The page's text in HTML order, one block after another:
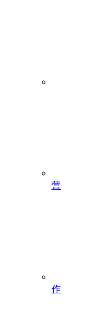
营
作